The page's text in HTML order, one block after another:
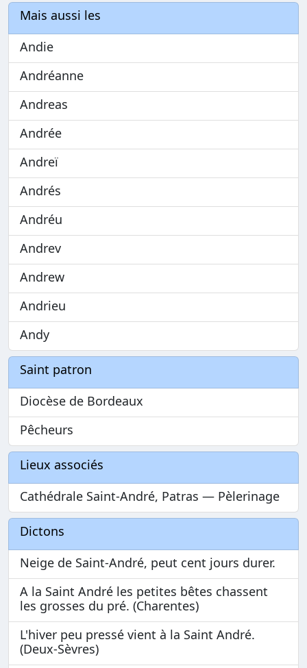
Mais aussi les
Andie
Andréanne
Andreas
Andrée
Andreï
Andrés
Andréu
Andrev
Andrew
Andrieu
Andy
Saint patron
Diocèse de Bordeaux
Pêcheurs
Lieux associés
Cathédrale Saint-André, Patras — Pèlerinage
Dictons
Neige de Saint-André, peut cent jours durer.
A la Saint André les petites bêtes chassent
les grosses du pré. (Charentes)
L'hiver peu pressé vient à la Saint André.
(Deux-Sèvres)